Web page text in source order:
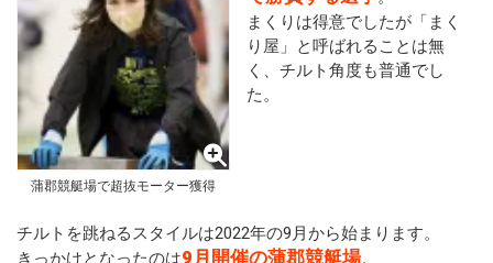
蒲郡競艇場で超抜モーター獲得
まくりは得意でしたが「まく
り屋」と呼ばれることは無
く、チルト角度も普通でし
た。
チルトを跳ねるスタイルは2022年の9月から始まります。
きっかけとなったのは9月開催の蒲郡競艇場。